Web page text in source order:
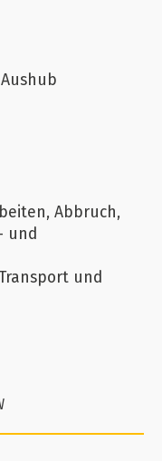
Abbruch,
und
und